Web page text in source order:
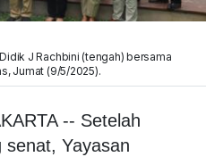
J Rachbini (tengah) bersama
Jumat (9/5/2025).
-- Setelah
senat, Yayasan